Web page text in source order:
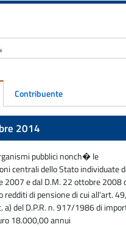
Contribuente
2014
pubblici nonch� le
centrali dello Stato individuate
2007 e dal D.M. 22 ottobre 2008
redditi di pensione di cui all'art. 49,
a) del D.P.R. n. 917/1986 di
18.000,00 annui